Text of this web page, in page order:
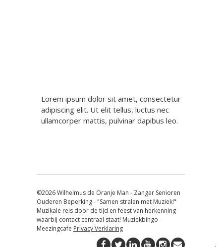
Lorem ipsum dolor sit amet, consectetur
adipiscing elit. Ut elit tellus, luctus nec
ullamcorper mattis, pulvinar dapibus leo.
©2026 Wilhelmus de Oranje Man - Zanger Senioren
Ouderen Beperking - "Samen stralen met Muziek!"
Muzikale reis door de tijd en feest van herkenning
waarbij contact centraal staat! Muziekbingo -
Meezingcafe Privacy Verklaring